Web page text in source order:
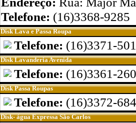
Telefone: (16)3368-9285
Disk Lava e Passa Roupa
Telefone: (16)3371-
Disk Lavanderia Avenida
Telefone: (16)3361-
Disk Passa Roupas
Telefone: (16)3372-
Disk- água Expressa São Carlos